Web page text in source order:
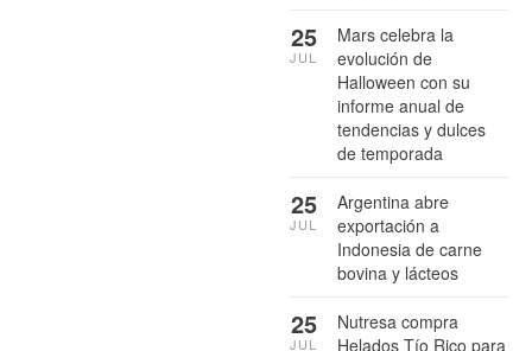
Mars celebra la
evolución de
Halloween con su
informe anual de
tendencias y dulces
de temporada
25
JUL
Argentina abre
exportación a
Indonesia de carne
bovina y lácteos
25
JUL
Nutresa compra
Helados Tío Rico para
25
JUL